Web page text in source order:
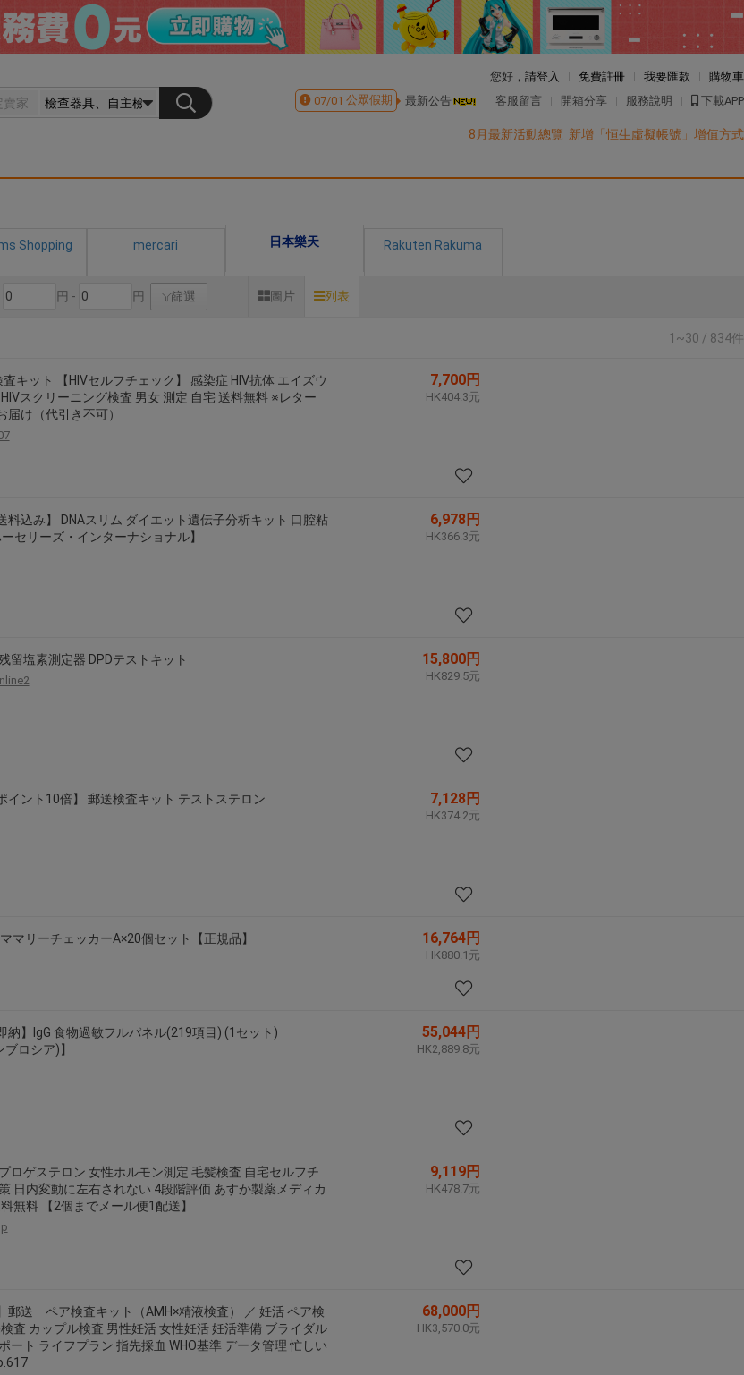
您好， 請登入 免費註冊 我要匯款
購物車
07/01 公眾假期 最新公告 客服留言 開箱分享 服務說明 下載APP
8月最新活動總覽 新增「恒生虛擬帳號」增值方式
Shopping mercari 日本樂天 Rakuten Rakuma
円 - 円 篩選 圖片 列表
1~30 / 834件
査キット 【HIVセルフチェック】 感染症 HIV抗体 エイズウ
スクリーニング検査 男女 測定 自宅 送料無料 ※レター
届け（代引き不可）
7,700円
HK404.3元
料込み】 DNAスリム ダイエット遺伝子分析キット 口腔粘
セリーズ・インターナショナル】
6,978円
HK366.3元
留塩素測定器 DPDテストキット 15,800円
HK829.5元
イント10倍】 郵送検査キット テストステロン 7,128円
HK374.2元
マリーチェッカーA×20個セット【正規品】 16,764円
HK880.1元
納】IgG 食物過敏フルパネル(219項目) (1セット)
ロシア)】
55,044円
HK2,889.8元
ロゲステロン 女性ホルモン測定 毛髪検査 自宅セルフチ
日内変動に左右されない 4段階評価 あすか製薬メディカ
無料 【2個までメール便1配送】
9,119円
HK478.7元
郵送 ペア検査キット（AMH×精液検査） ／ 妊活 ペア検
査 カップル検査 男性妊活 女性妊活 妊活準備 ブライダル
ート ライフプラン 指先採血 WHO基準 データ管理 忙しい
68,000円
HK3,570.0元